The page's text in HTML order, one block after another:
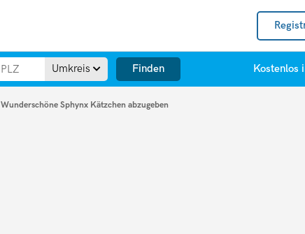
Umkreis Finden Kostenlos
Wunderschöne Sphynx Kätzchen abzugeben